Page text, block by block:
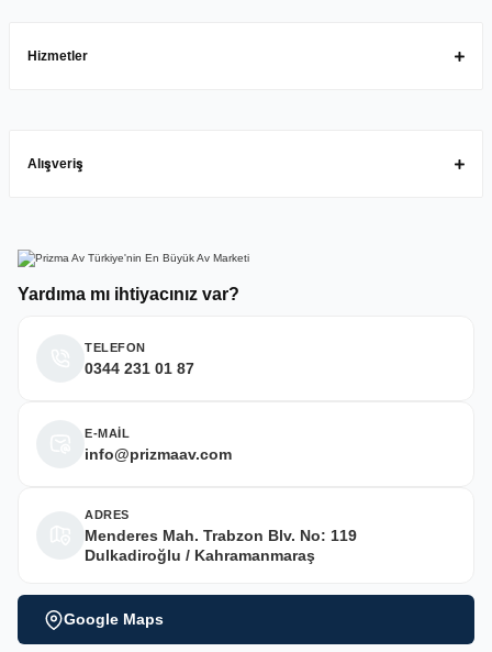
Yardıma mı ihtiyacınız var?
TELEFON
0344 231 01 87
E-MAİL
info@prizmaav.com
ADRES
Menderes Mah. Trabzon Blv. No: 119
Dulkadiroğlu / Kahramanmaraş
Google Maps
Hizmetler
Alışveriş